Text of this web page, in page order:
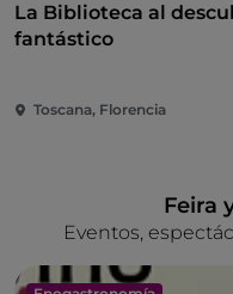
La Biblioteca al
fantástico
Toscana, Florencia
Eventos,
Feira